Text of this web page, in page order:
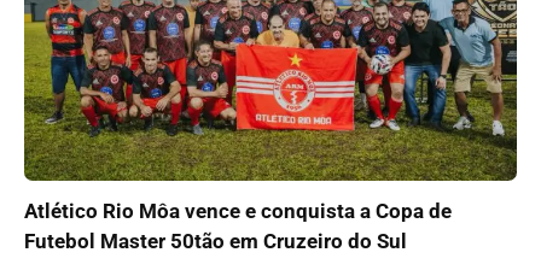
Atlético Rio Môa vence e conquista a Copa de
Futebol Master 50tão em Cruzeiro do Sul